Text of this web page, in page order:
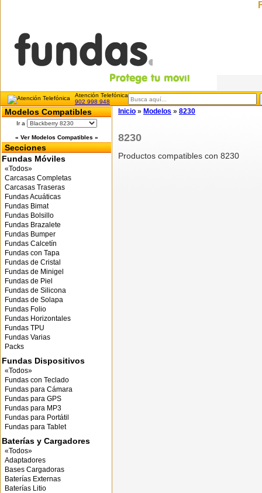
Atención Telefónica
902 998 948
Modelos Compatibles
Ir a
« Ver Modelos Compatibles »
Secciones
Fundas Móviles
«Todos»
Carcasas Completas
Carcasas Traseras
Fundas Acuáticas
Fundas Bimat
Fundas Bolsillo
Fundas Brazalete
Fundas Bumper
Fundas Calcetín
Fundas con Tapa
Fundas de Cristal
Fundas de Minigel
Fundas de Piel
Fundas de Silicona
Fundas de Solapa
Fundas Folio
Fundas Horizontales
Fundas TPU
Fundas Varias
Packs
Fundas Dispositivos
«Todos»
Fundas con Teclado
Fundas para Cámara
Fundas para GPS
Fundas para MP3
Fundas para Portátil
Fundas para Tablet
Baterías y Cargadores
«Todos»
Adaptadores
Bases Cargadoras
Baterías Externas
Baterías Litio
Inicio » Modelos » 8230
8230
Productos compatibles con 8230